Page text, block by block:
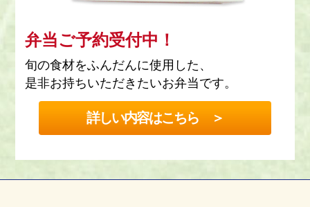
弁当ご予約受付中！
旬の食材をふんだんに使用した、
是非お持ちいただきたいお弁当です。
詳しい内容はこちら ＞